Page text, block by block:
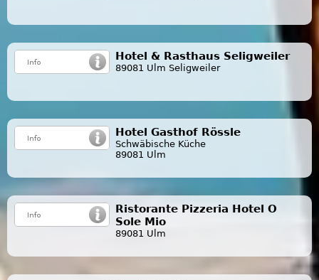
Hotel & Rasthaus Seligweiler
89081 Ulm Seligweiler
Hotel Gasthof Rössle
Schwäbische Küche
89081 Ulm
Ristorante Pizzeria Hotel O
Sole Mio
89081 Ulm